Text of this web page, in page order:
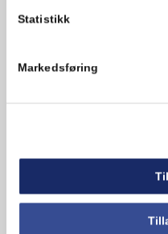
Statistikk
Markedsføring
Husk: